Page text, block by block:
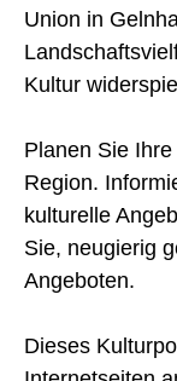
Union in
Kultur
Planen Sie
Region.
kulturelle
Sie, neugierig
Angeboten.
Dieses